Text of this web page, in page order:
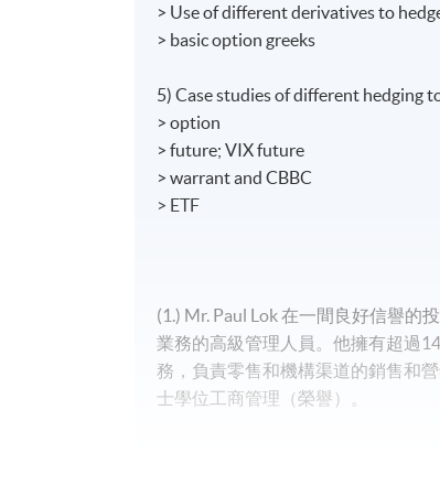
> Use of different derivatives to
> basic option greeks
5) Case studies of different hedging
> option
> future; VIX future
> warrant and CBBC
> ETF
(1.) Mr. Paul Lok 在一間良好信譽的
業務的高級管理人員。他擁有超過
務，負責零售和機構渠道的銷售和
士學位工商管理（榮譽）。